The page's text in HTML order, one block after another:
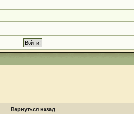
Вернуться назад